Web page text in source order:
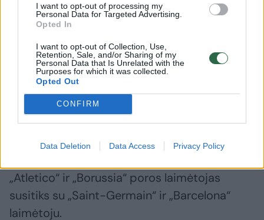
I want to opt-out of processing my
Personal Data for Targeted Advertising.
Opted In
I want to opt-out of Collection, Use,
Retention, Sale, and/or Sharing of my
Personal Data that Is Unrelated with the
Purposes for which it was collected.
Opted Out
CONFIRM
Data Deletion Data Access Privacy Policy
March 15, 2024
Ketvirtfinalių serijos prasidės balandžio 9-10
dienomis. Atsakomosios kovos numatomos
balandžio 16-17 d.
Penktadienio ketvirtfinalių burtai sudėliojo ir
potencialias pusfinalių poras:
„Atletico“ ir „Borussia“ poros laimėtojas
susitiks su „Saint-Germain“ ir „Barcelona“
laimėtoju.